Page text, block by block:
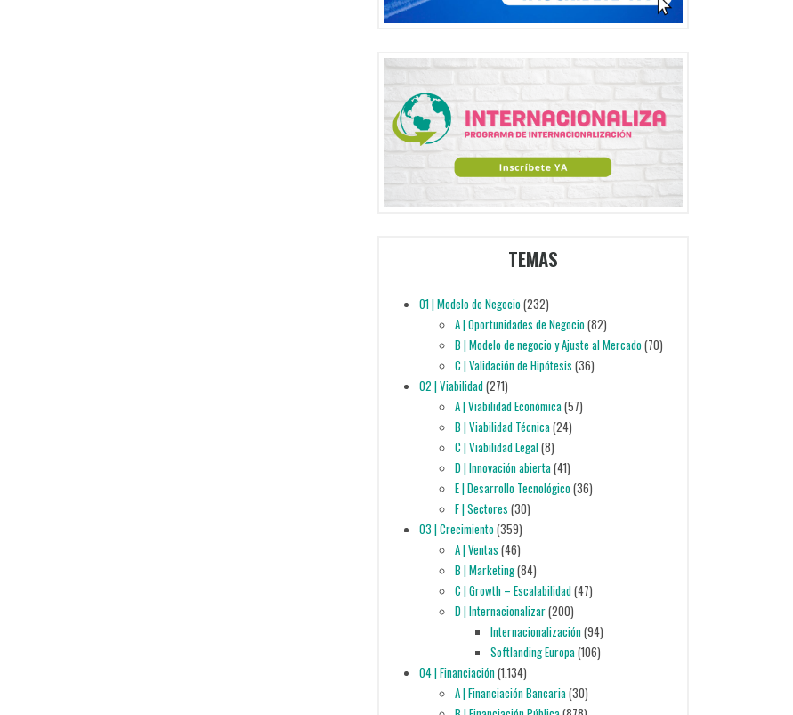
TEMAS
01 | Modelo de Negocio(232)
A | Oportunidades de Negocio(82)
B | Modelo de negocio y Ajuste al Mercado(70)
C | Validación de Hipótesis (36)
02 | Viabilidad(271)
A | Viabilidad Económica(57)
B | Viabilidad Técnica(24)
C | Viabilidad Legal(8)
D | Innovación abierta(41)
E | Desarrollo Tecnológico(36)
F | Sectores (30)
03 | Crecimiento(359)
A | Ventas (46)
B | Marketing(84)
C | Growth – Escalabilidad(47)
D | Internacionalizar(200)
Internacionalización(94)
Softlanding Europa(106)
04 | Financiación(1.134)
A | Financiación Bancaria(30)